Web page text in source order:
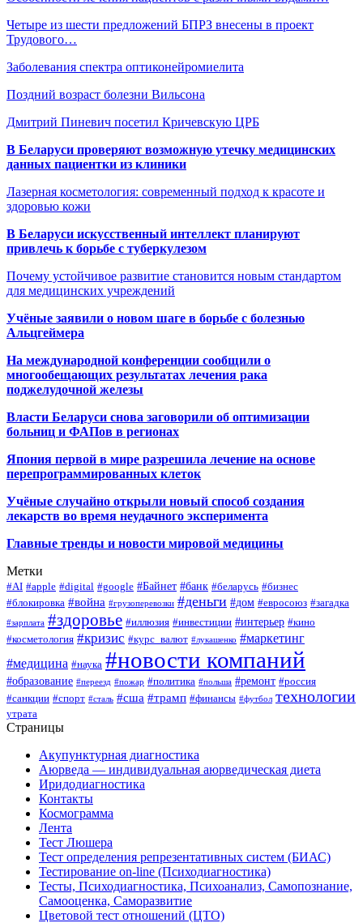
Четыре из шести предложений БПРЗ внесены в проект
Трудового…
Заболевания спектра оптиконейромиелита
Поздний возраст болезни Вильсона
Дмитрий Пиневич посетил Кричевскую ЦРБ
В Беларуси проверяют возможную утечку медицинских
данных пациентки из клиники
Лазерная косметология: современный подход к красоте и
здоровью кожи
В Беларуси искусственный интеллект планируют
привлечь к борьбе с туберкулезом
Почему устойчивое развитие становится новым стандартом
для медицинских учреждений
Учёные заявили о новом шаге в борьбе с болезнью
Альцгеймера
На международной конференции сообщили о
многообещающих результатах лечения рака
поджелудочной железы
Власти Беларуси снова заговорили об оптимизации
больниц и ФАПов в регионах
Япония первой в мире разрешила лечение на основе
перепрограммированных клеток
Учёные случайно открыли новый способ создания
лекарств во время неудачного эксперимента
Главные тренды и новости мировой медицины
Метки
#AI #apple #digital #google #Байнет #банк #беларусь #бизнес
#блокировка #война #грузоперевозки #деньги #дом #евросоюз #загадка
#зарплата #здоровье #иллюзия #инвестиции #интерьер #кино
#косметология #кризис #курс_валют #лукашенко #маркетинг
#медицина #наука #новости компаний
#образование #переезд #пожар #политика #польша #ремонт #россия
#санкции #спорт #сталь #сша #трамп #финансы #футбол технологии
утрата
Страницы
Акупунктурная диагностика
Аюрведа — индивидуальная аюрведическая диета
Иридодиагностика
Контакты
Космограмма
Лента
Тест Люшера
Тест определения репрезентативных систем (БИАС)
Тестирование on-line (Психодиагностика)
Тесты, Психодиагностика, Психоанализ, Самопознание,
Самооценка, Саморазвитие
Цветовой тест отношений (ЦТО)